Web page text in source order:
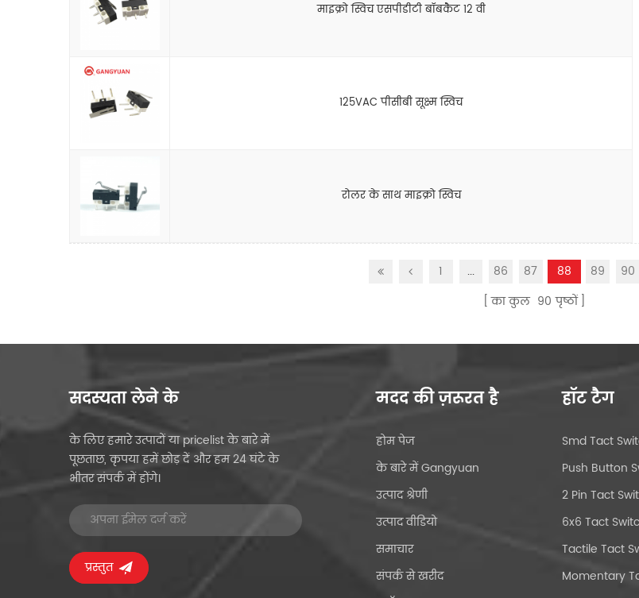
माइक्रो स्विच एसपीडीटी बॉबकैट 12 वी
125VAC पीसीबी सूक्ष्म स्विच
रोलर के साथ माइक्रो स्विच
1 ... 86 87 88 89
90
का कुल 90 पृष्ठों
सदस्यता लेने के
के लिए हमारे उत्पादों या pricelist के बारे में
पूछताछ, कृपया हमें छोड़ दें और हम 24 घंटे के
भीतर संपर्क में होंगे।
मदद की ज़रूरत है
होम पेज
के बारे में Gangyuan
उत्पाद श्रेणी
उत्पाद वीडियो
समाचार
संपर्क से खरीद
हॉट टैग
Smd Tact
Push Button
2 Pin Tact
6x6 Tact
Tactile Tact
Momentary